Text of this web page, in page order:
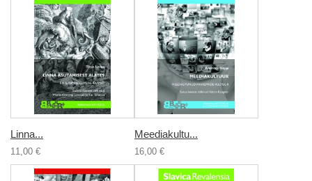
Linna...
11,00 €
Meediakultu...
16,00 €